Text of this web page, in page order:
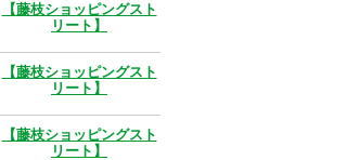
【藤枝ショッピングスト
リート】
【藤枝ショッピングスト
リート】
【藤枝ショッピングスト
リート】